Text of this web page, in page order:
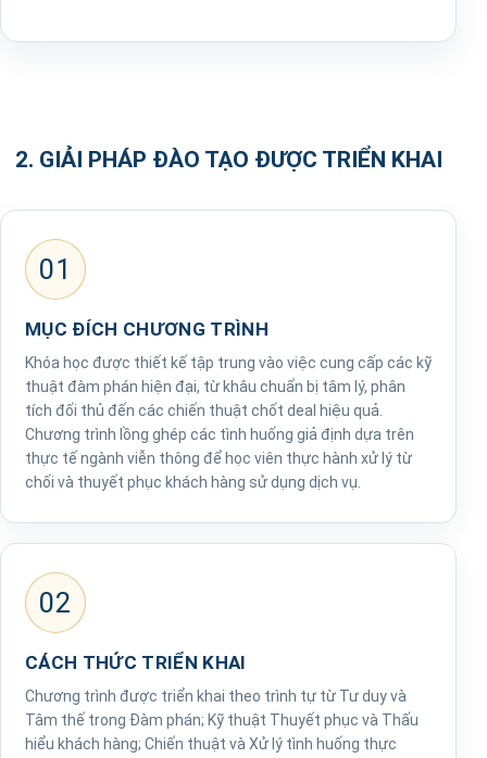
2. GIẢI PHÁP ĐÀO TẠO ĐƯỢC TRIỂN KHAI
01
MỤC ĐÍCH CHƯƠNG TRÌNH
Khóa học được thiết kế tập trung vào việc cung cấp các kỹ
thuật đàm phán hiện đại, từ khâu chuẩn bị tâm lý, phân
tích đối thủ đến các chiến thuật chốt deal hiệu quả.
Chương trình lồng ghép các tình huống giả định dựa trên
thực tế ngành viễn thông để học viên thực hành xử lý từ
chối và thuyết phục khách hàng sử dụng dịch vụ.
02
CÁCH THỨC TRIỂN KHAI
Chương trình được triển khai theo trình tự từ Tư duy và
Tâm thế trong Đàm phán; Kỹ thuật Thuyết phục và Thấu
hiểu khách hàng; Chiến thuật và Xử lý tình huống thực